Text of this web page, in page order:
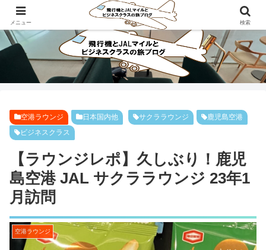
ビジネスクラスで旅にでよう！！
空港ラウンジ 日本国内他 サクララウンジ
鹿児島空港
ビジネスクラス
【ラウンジレポ】久しぶり！鹿児
島空港 JAL サクララウンジ 23年1
月訪問
空港ラウンジ
メニュー 検索